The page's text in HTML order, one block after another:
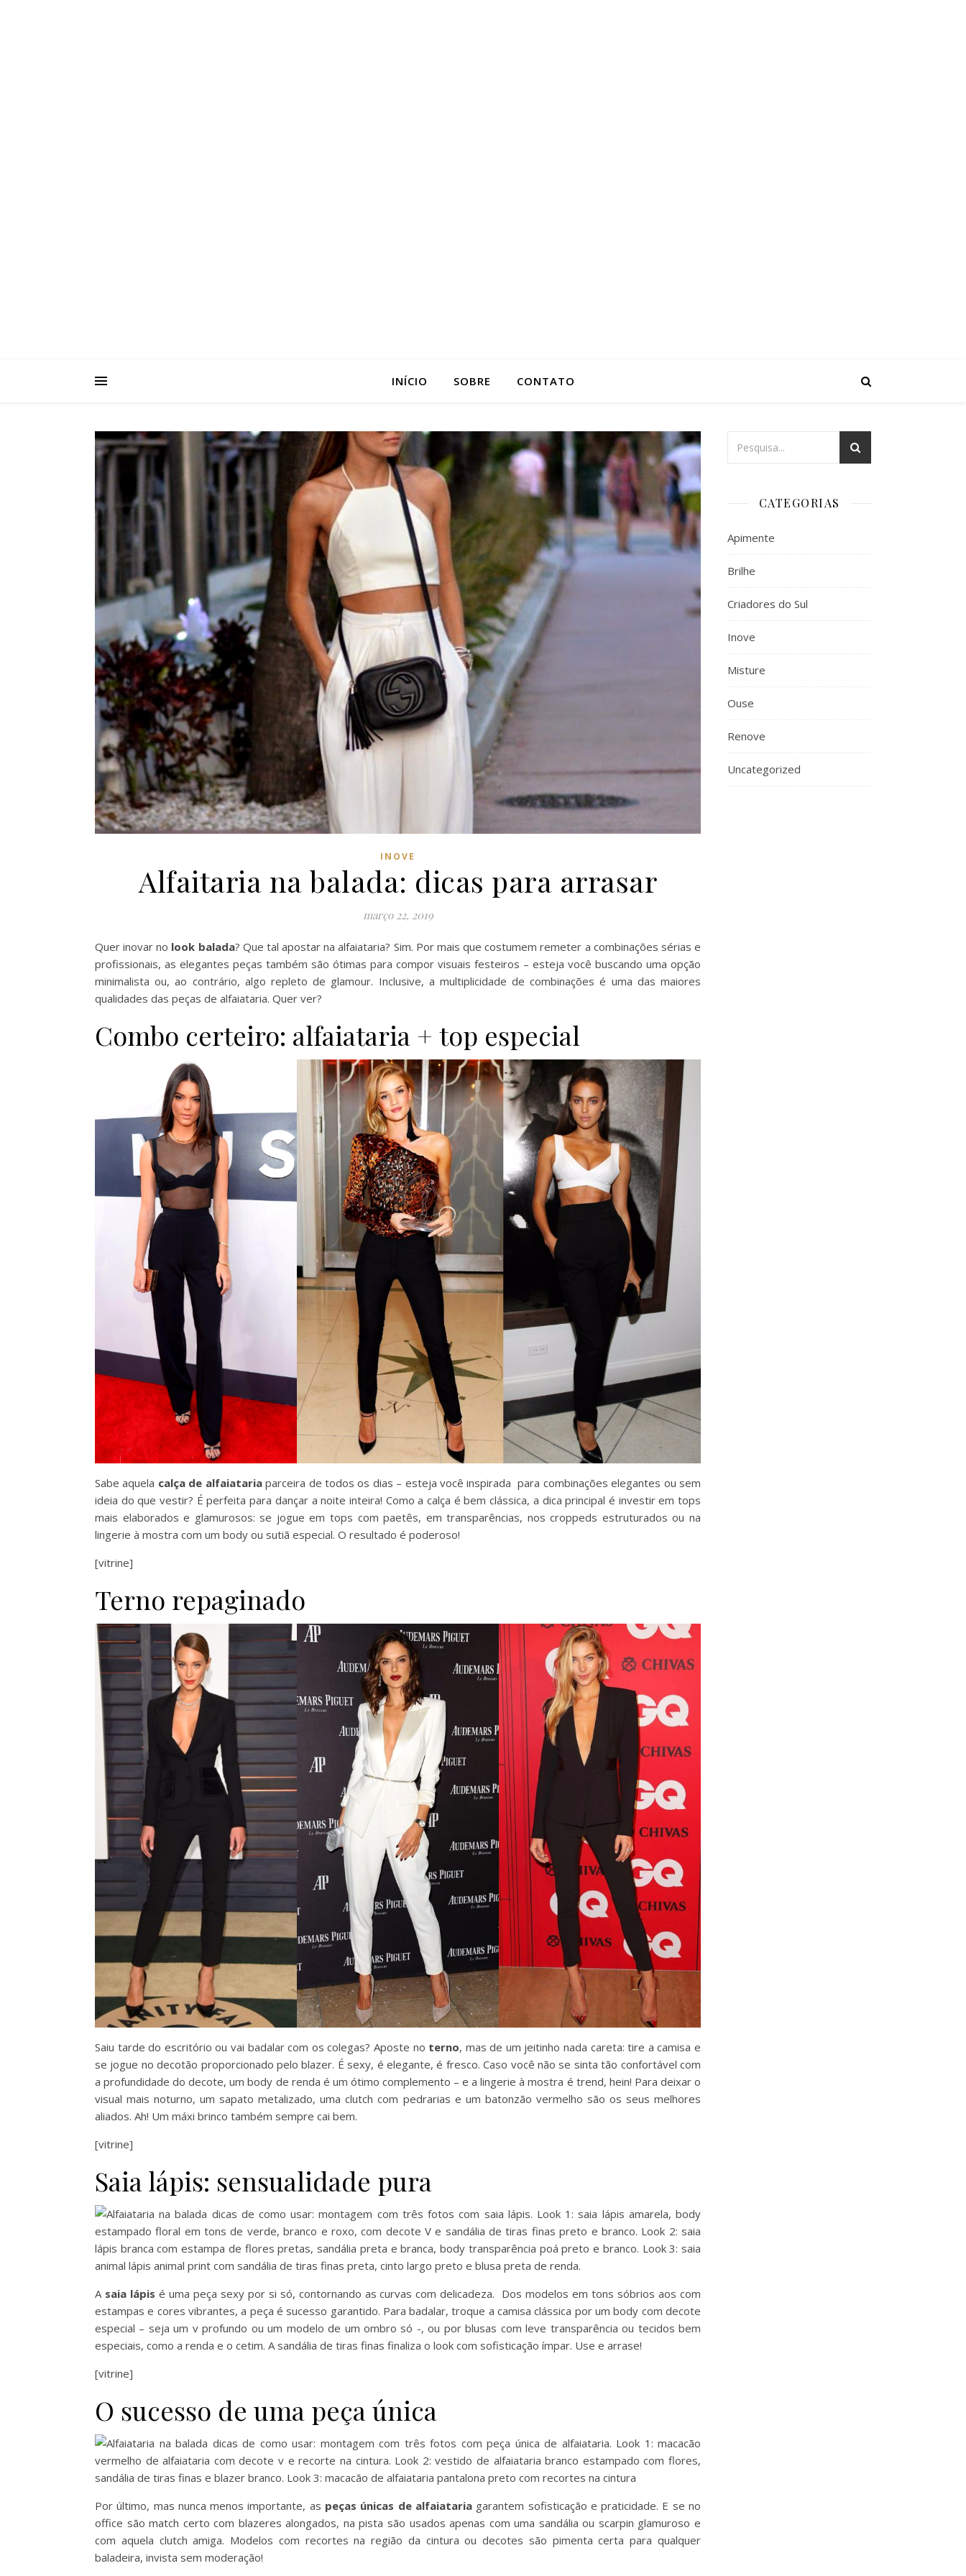
INÍCIO SOBRE CONTATO
INOVE
Alfaitaria na balada: dicas para arrasar
março 22, 2019
Quer inovar no look balada? Que tal apostar na alfaiataria? Sim. Por mais que costumem remeter a combinações sérias e
profissionais, as elegantes peças também são ótimas para compor visuais festeiros – esteja você buscando uma opção
minimalista ou, ao contrário, algo repleto de glamour. Inclusive, a multiplicidade de combinações é uma das maiores
qualidades das peças de alfaiataria. Quer ver?
Combo certeiro: alfaiataria + top especial
Sabe aquela calça de alfaiatariaparceira de todos os dias – esteja você inspirada para combinações elegantes ou sem
ideia do que vestir? É perfeita para dançar a noite inteira! Como a calça é bem clássica, a dica principal é investir em tops
mais elaborados e glamurosos: se jogue em tops com paetês, em transparências, nos croppeds estruturados ou na
lingerie à mostra com um body ou sutiã especial. O resultado é poderoso!
[vitrine]
Terno repaginado
Saiu tarde do escritório ou vai badalar com os colegas? Aposte no terno, mas de um jeitinho nada careta: tire a camisa e
se jogue no decotão proporcionado pelo blazer. É sexy, é elegante, é fresco. Caso você não se sinta tão confortável com
a profundidade do decote, um body de renda é um ótimo complemento – e a lingerie à mostra é trend, hein! Para deixar o
visual mais noturno, um sapato metalizado, uma clutch com pedrarias e um batonzão vermelho são os seus melhores
aliados. Ah! Um máxi brinco também sempre cai bem.
[vitrine]
Saia lápis: sensualidade pura
A saia lápis é uma peça sexy por si só, contornando as curvas com delicadeza. Dos modelos em tons sóbrios aos com
estampas e cores vibrantes, a peça é sucesso garantido. Para badalar, troque a camisa clássica por um body com decote
especial – seja um v profundo ou um modelo de um ombro só -, ou por blusas com leve transparência ou tecidos bem
especiais, como a renda e o cetim. A sandália de tiras finas finaliza o look com sofisticação ímpar. Use e arrase!
[vitrine]
O sucesso de uma peça única
Por último, mas nunca menos importante, as peças únicas de alfaiatariagarantem sofisticação e praticidade. E se no
office são match certo com blazeres alongados, na pista são usados apenas com uma sandália ou scarpin glamuroso e
com aquela clutch amiga. Modelos com recortes na região da cintura ou decotes são pimenta certa para qualquer
baladeira, invista sem moderação!
CATEGORIAS
Apimente
Brilhe
Criadores do Sul
Inove
Misture
Ouse
Renove
Uncategorized